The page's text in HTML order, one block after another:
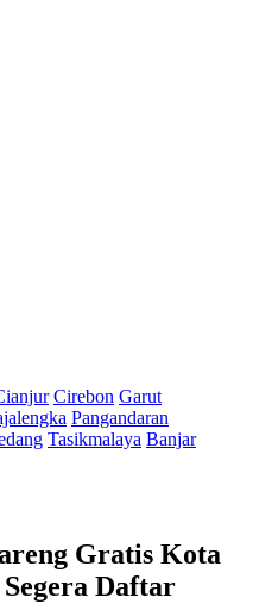
Cirebon Garut
Pangandaran
Tasikmalaya Banjar
Gratis Kota
Daftar